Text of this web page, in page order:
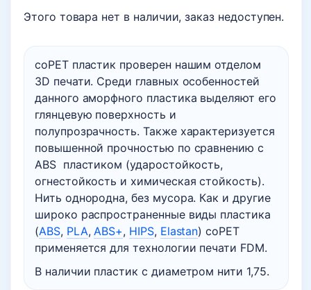
coPET пластик проверен нашим отделом
3D печати. Среди главных особенностей
данного аморфного пластика выделяют его
глянцевую поверхность и
полупрозрачность. Также характеризуется
повышенной прочностью по сравнению с
ABS пластиком (ударостойкость,
огнестойкость и химическая стойкость).
Нить однородна, без мусора. Как и другие
широко распространенные виды пластика
(ABS, PLA,ABS+, HIPS, Elastan) coPET
применяется для технологии печати FDM.
В наличии пластик с диаметром нити 1,75.
Этого товара нет в наличии, заказ недоступен.